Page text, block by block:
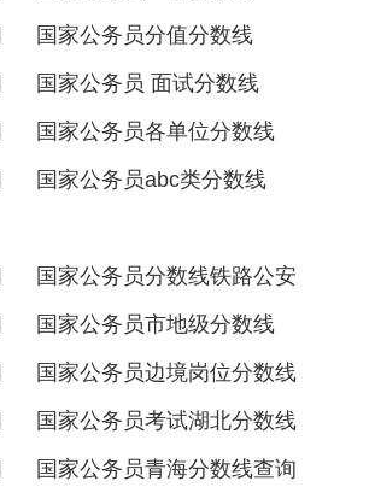
国家公务员分值分数线
国家公务员 面试分数线
国家公务员各单位分数线
国家公务员abc类分数线
国家公务员分数线铁路公安
国家公务员市地级分数线
国家公务员边境岗位分数线
国家公务员考试湖北分数线
国家公务员青海分数线查询